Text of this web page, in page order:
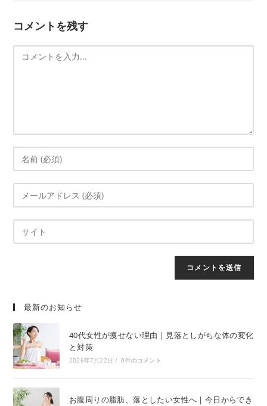
コメントを残す
最新のお知らせ
40代女性が痩せない理由｜見落としがちな体の変化
と対策
2026年7月22日 / 0件のコメント
お腹周りの脂肪、落としたい女性へ｜今日からでき